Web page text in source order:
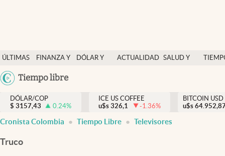
ÚLTIMAS
NOTICIAS
FINANZA Y
DÓLAR Y
ACTUALIDAD SALUD Y
México
Tiempo libre
Salud y nutrición
Vida espiritual
Actualidad
DÓLAR/COP
$ 3157,43 0.24%
ICE US COFFEE
u$s 326,1 -1.36%
BITCOIN USD
u$s
Cronista Colombia Tiempo Libre Televisores
Truco